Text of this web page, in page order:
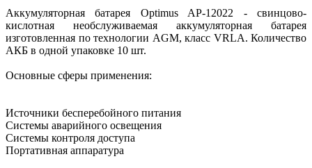
Аккумуляторная батарея Optimus AP-12022 - свинцово-
кислотная необслуживаемая аккумуляторная батарея
изготовленная по технологии AGM, класс VRLA. Количество
АКБ в одной упаковке 10 шт.
Основные сферы применения:
Источники бесперебойного питания
Системы аварийного освещения
Системы контроля доступа
Портативная аппаратура